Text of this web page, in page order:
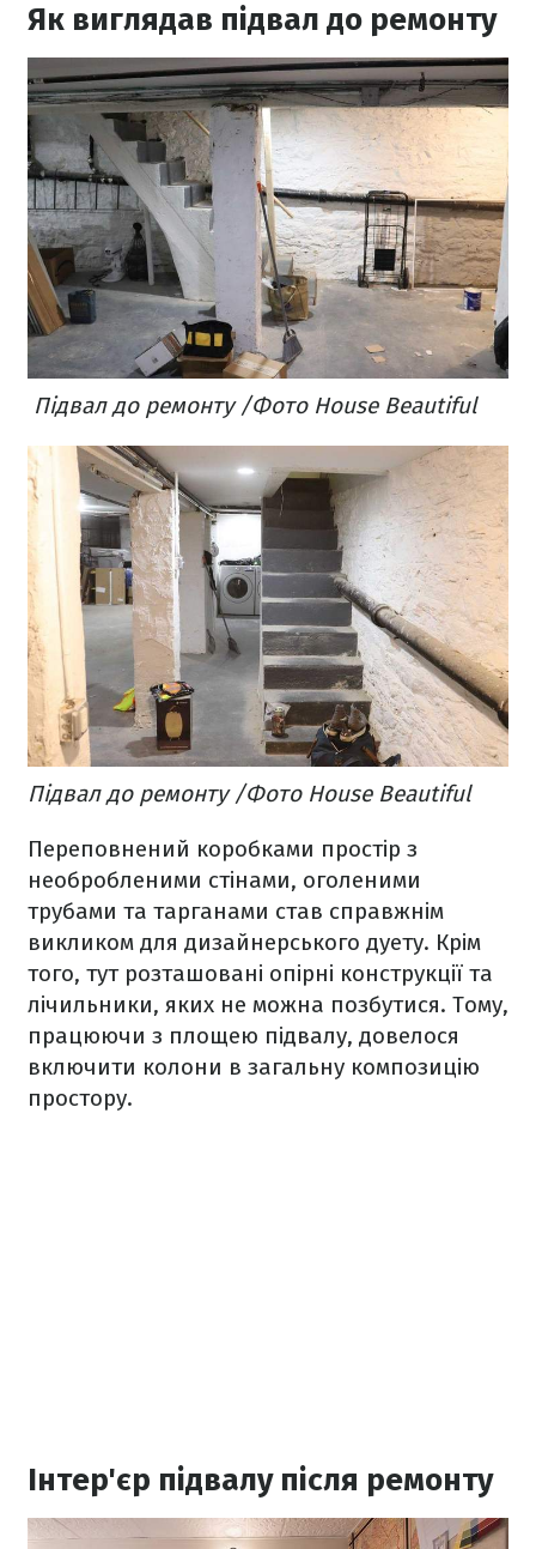
Як виглядав підвал до ремонту
Підвал до ремонту /Фото House Beautiful
Підвал до ремонту /Фото House Beautiful
Переповнений коробками простір з
необробленими стінами, оголеними
трубами та тарганами став справжнім
викликом для дизайнерського дуету. Крім
того, тут розташовані опірні конструкції та
лічильники, яких не можна позбутися. Тому,
працюючи з площею підвалу, довелося
включити колони в загальну композицію
простору.
Інтер'єр підвалу після ремонту